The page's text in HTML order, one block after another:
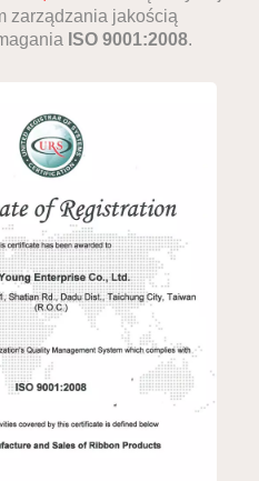
zarządzania jakością
ISO 9001:2008.